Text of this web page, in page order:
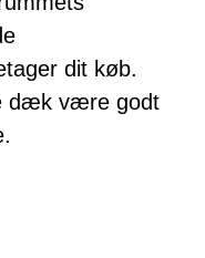
dit køb.
dæk være godt